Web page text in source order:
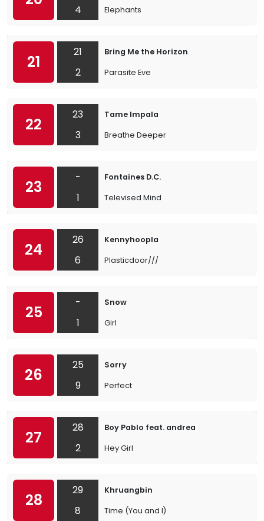
4
Elephants
21
21
2
Bring Me the Horizon
Parasite Eve
22
23
3
Tame Impala
Breathe Deeper
23
-
1
Fontaines D.C.
Televised Mind
24
26
6
Kennyhoopla
Plasticdoor///
25
-
1
Snow
Girl
26
25
9
Sorry
Perfect
27
28
2
Boy Pablo feat. andrea
Hey Girl
28
29
8
Khruangbin
Time (You and I)